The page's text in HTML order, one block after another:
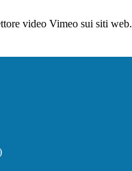
video Vimeo sui siti web.